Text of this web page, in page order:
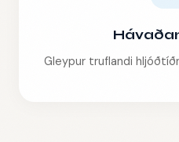
Gleypur truflandi